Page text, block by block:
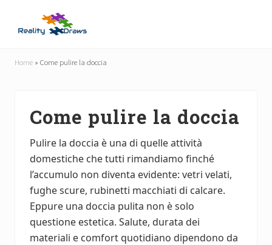
Utili
Home » Come pulire la doccia
Come pulire la doccia
Pulire la doccia è una di quelle attività
domestiche che tutti rimandiamo finché
l’accumulo non diventa evidente: vetri velati,
fughe scure, rubinetti macchiati di calcare.
Eppure una doccia pulita non è solo
questione estetica. Salute, durata dei
materiali e comfort quotidiano dipendono da